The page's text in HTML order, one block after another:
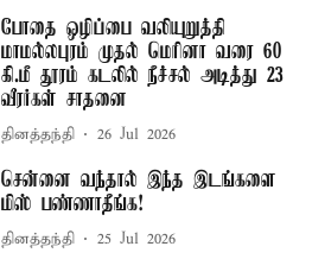
போதை ஒழிப்பை வலியுறுத்தி
மாமல்லபுரம் முதல் மெரினா வரை 60
கி.மீ தூரம் கடலில் நீச்சல் அடித்து 23
வீரர்கள் சாதனை
தினத்தந்தி 26 Jul 2026
சென்னை வந்தால் இந்த இடங்களை
மிஸ் பண்ணாதீங்க!
தினத்தந்தி 25 Jul 2026